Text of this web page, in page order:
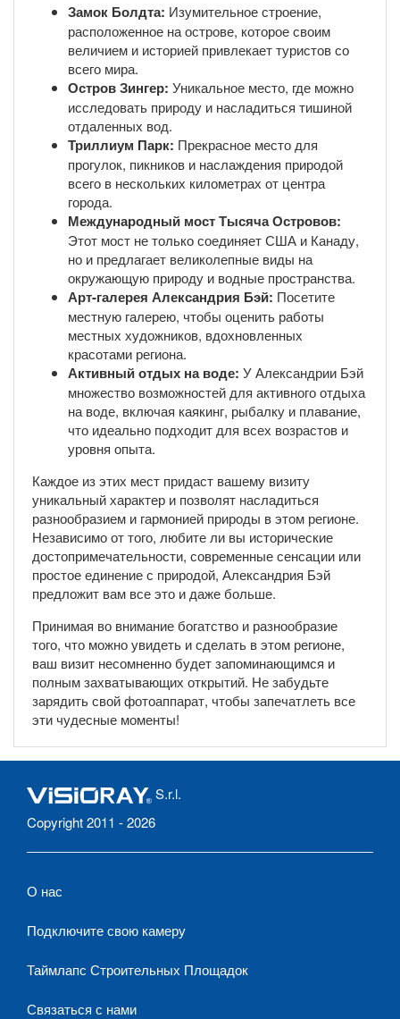
Замок Болдта: Изумительное строение,
расположенное на острове, которое своим
величием и историей привлекает туристов со
всего мира.
Остров Зингер: Уникальное место, где можно
исследовать природу и насладиться тишиной
отдаленных вод.
Триллиум Парк: Прекрасное место для
прогулок, пикников и наслаждения природой
всего в нескольких километрах от центра
города.
Международный мост Тысяча Островов:
Этот мост не только соединяет США и Канаду,
но и предлагает великолепные виды на
окружающую природу и водные пространства.
Арт-галерея Александрия Бэй: Посетите
местную галерею, чтобы оценить работы
местных художников, вдохновленных
красотами региона.
Активный отдых на воде: У Александрии Бэй
множество возможностей для активного отдыха
на воде, включая каякинг, рыбалку и плавание,
что идеально подходит для всех возрастов и
уровня опыта.
Каждое из этих мест придаст вашему визиту
уникальный характер и позволят насладиться
разнообразием и гармонией природы в этом регионе.
Независимо от того, любите ли вы исторические
достопримечательности, современные сенсации или
простое единение с природой, Александрия Бэй
предложит вам все это и даже больше.
Принимая во внимание богатство и разнообразие
того, что можно увидеть и сделать в этом регионе,
ваш визит несомненно будет запоминающимся и
полным захватывающих открытий. Не забудьте
зарядить свой фотоаппарат, чтобы запечатлеть все
эти чудесные моменты!
S.r.l.
Copyright 2011 - 2026
О нас
Подключите свою камеру
Таймлапс Строительных Площадок
Связаться с нами